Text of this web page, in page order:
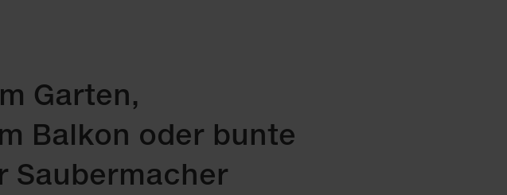
Garten,
Balkon oder bunte
Saubermacher